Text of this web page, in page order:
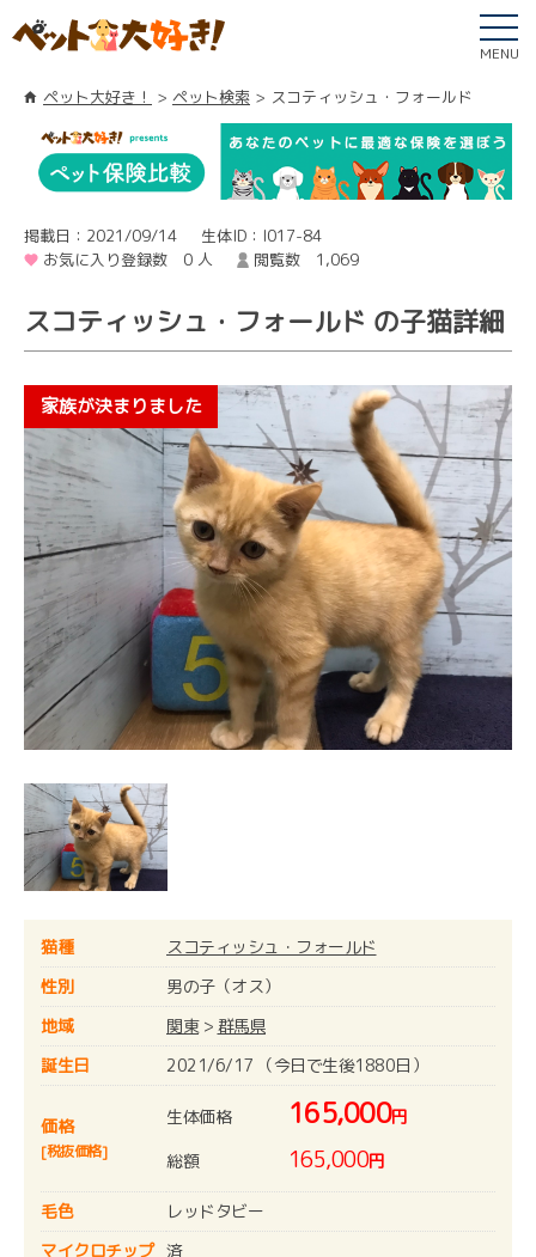
MENU
ペット大好き！ ペット検索 スコティッシュ・フォールド
掲載日：2021/09/14
生体ID：I017-84
お気に入り登録数 0 人
閲覧数 1,069
スコティッシュ・フォールド の子猫詳細
猫種
スコティッシュ・フォールド
性別
男の子（オス）
地域
関東> 群馬県
誕生日
2021/6/17 （今日で生後1880日）
価格
[税抜価格]
生体価格 165,000円
総額
165,000円
毛色
レッドタビー
マイクロチップ 済